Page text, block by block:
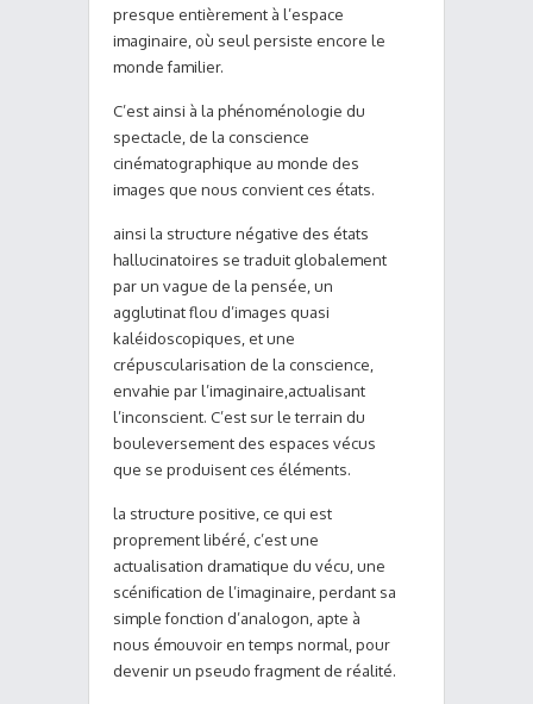
presque entièrement à l’espace
imaginaire, où seul persiste encore le
monde familier.
C’est ainsi à la phénoménologie du
spectacle, de la conscience
cinématographique au monde des
images que nous convient ces états.
ainsi la structure négative des états
hallucinatoires se traduit globalement
par un vague de la pensée, un
agglutinat flou d’images quasi
kaléidoscopiques, et une
crépuscularisation de la conscience,
envahie par l’imaginaire,actualisant
l’inconscient. C’est sur le terrain du
bouleversement des espaces vécus
que se produisent ces éléments.
la structure positive, ce qui est
proprement libéré, c’est une
actualisation dramatique du vécu, une
scénification de l’imaginaire, perdant sa
simple fonction d’analogon, apte à
nous émouvoir en temps normal, pour
devenir un pseudo fragment de réalité.